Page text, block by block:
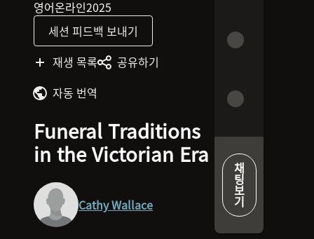
영어
이 세션의 언어는 영어입니다
온라인
이 세션은 온라인으로 진행됩니다
2025
2025에 게시된 세션입니다
세션 피드백 보내기
재생 목록
공유하기
자동 번역
Funeral Traditions
in the Victorian Era
Cathy Wallace
채
팅
보
기